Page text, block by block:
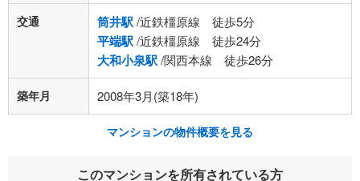
交通 筒井駅/近鉄橿原線 徒歩5分
平端駅/近鉄橿原線 徒歩24分
大和小泉駅/関西本線 徒歩26分
築年月 2008年3月(築18年)
マンションの物件概要を見る
このマンションを所有されている方